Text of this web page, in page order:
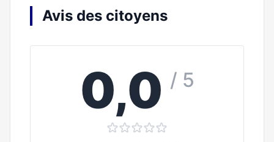
Avis des citoyens
0,0 / 5